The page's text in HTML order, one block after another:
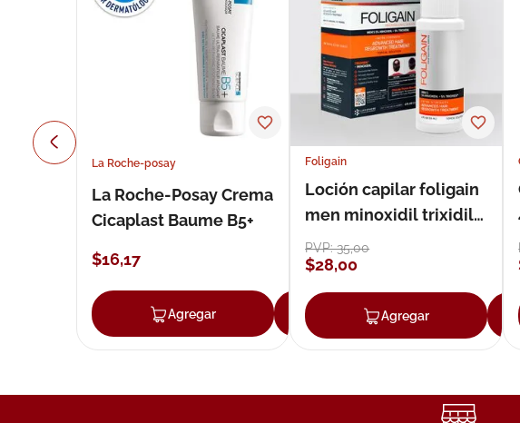
La Roche-posay
La Roche-Posay Crema
Cicaplast Baume B5+
$16,17
Agregar Agregar
Foligain
Loción capilar foligain
men minoxidil trixidil
loción 59 ml
PVP:35,00
$28,00
Agregar